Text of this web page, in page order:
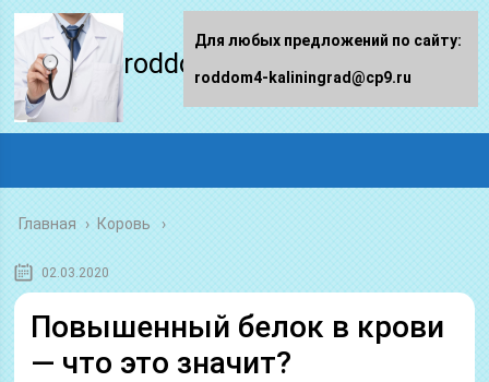
roddom4-kaliningrad.ru
Главная › Коровь
02.03.2020
Повышенный белок в крови
— что это значит?
Для любых предложений по сайту:
roddom4-kaliningrad@cp9.ru